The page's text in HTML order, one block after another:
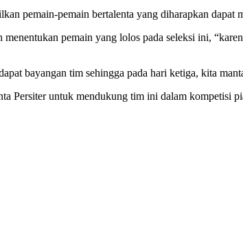
pemain-pemain bertalenta yang diharapkan dapat
pemain yang lolos pada seleksi ini,
bayangan tim sehingga pada hari ketiga, kita
Persiter untuk mendukung tim ini dalam kompetisi